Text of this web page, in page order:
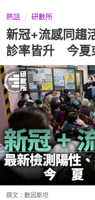
熱話 研數所
新冠+流感同趨
診率皆升 今夏
撰文： 數因斯坦